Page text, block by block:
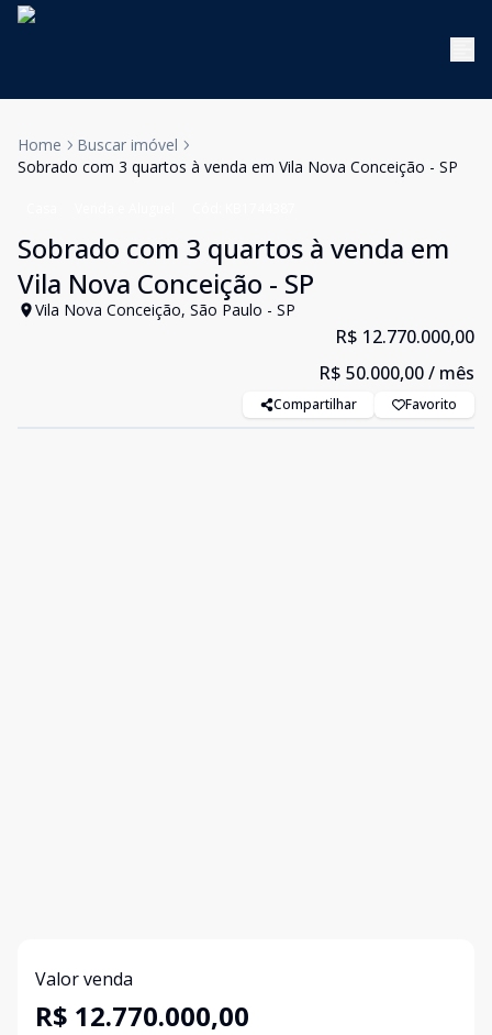
Home
Buscar imóvel
Sobrado com 3 quartos à venda em Vila Nova Conceição - SP
Sobrado com 3 quartos à venda em
Vila Nova Conceição - SP
Vila Nova Conceição, São Paulo - SP
R$ 12.770.000,00
R$ 50.000,00/ mês
Compartilhar Favorito
Valor venda
R$ 12.770.000,00